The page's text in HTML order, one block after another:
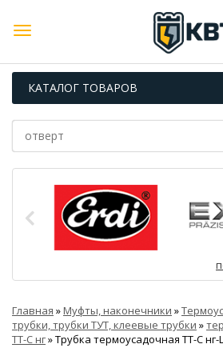
КАТАЛОГ ТОВАРОВ
Главная »Муфты, наконечники »
трубки, трубки ТУТ, клеевые трубки »
ТТ-С нг»Трубка термоусадочная ТТ-С нг-